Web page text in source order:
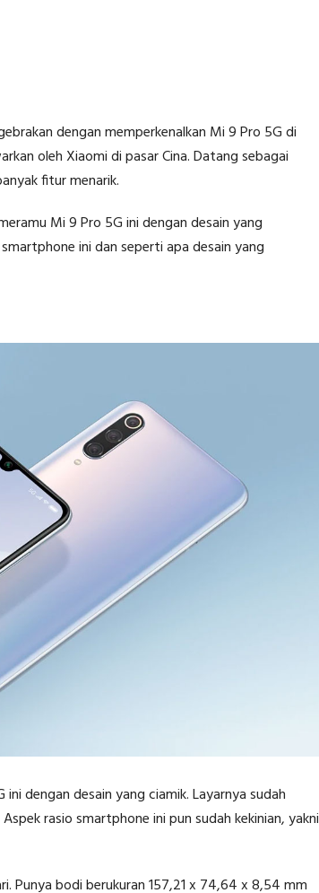
dengan memperkenalkan Mi 9 Pro 5G di
oleh Xiaomi di pasar Cina. Datang sebagai
fitur menarik.
Mi 9 Pro 5G ini dengan desain yang
ini dan seperti apa desain yang
dengan desain yang ciamik. Layarnya sudah
rasio smartphone ini pun sudah kekinian, yakni
Punya bodi berukuran 157,21 x 74,64 x 8,54 mm